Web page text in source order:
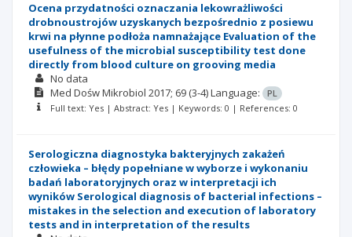
Ocena przydatności oznaczania lekowrażliwości
drobnoustrojów uzyskanych bezpośrednio z posiewu
krwi na płynne podłoża namnażające Evaluation of the
usefulness of the microbial susceptibility test done
directly from blood culture on grooving media
No data
Med Dośw Mikrobiol 2017; 69 (3-4)Language:
PL
Full text: Yes | Abstract: Yes | Keywords: 0 | References: 0
Serologiczna diagnostyka bakteryjnych zakażeń
człowieka – błędy popełniane w wyborze i wykonaniu
badań laboratoryjnych oraz w interpretacji ich
wyników Serological diagnosis of bacterial infections –
mistakes in the selection and execution of laboratory
tests and in interpretation of the results